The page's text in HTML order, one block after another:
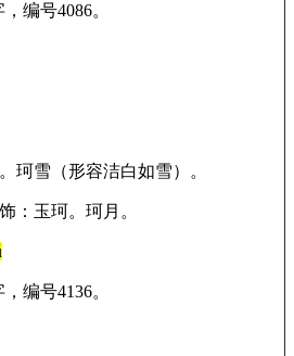
编号4086。
珂雪（形容洁白如雪）。
：玉珂。珂月。
编号4136。